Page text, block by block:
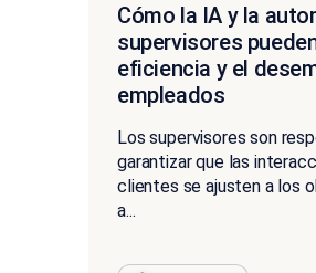
Cómo la IA y la
supervisores
eficiencia y el
empleados
Los supervisores son
garantizar que las
clientes se ajusten a los
a...